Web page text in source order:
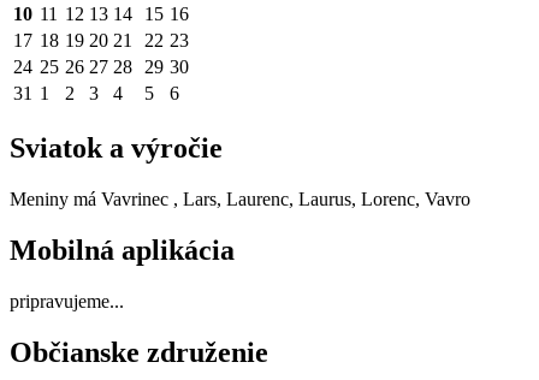
10 11 12 13 14 15 16
17 18 19 20 21 22 23
24 25 26 27 28 29 30
31 1 2 3 4 5 6
Sviatok a výročie
Meniny má Vavrinec , Lars, Laurenc, Laurus, Lorenc, Vavro
Mobilná aplikácia
pripravujeme...
Občianske združenie